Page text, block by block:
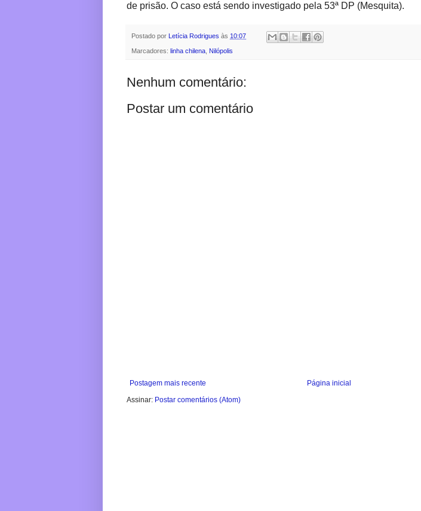
de prisão. O caso está sendo investigado pela 53ª DP (Mesquita).
Postado por Letícia Rodrigues às 10:07
Marcadores: linha chilena Nilópolis
Nenhum comentário:
Postar um comentário
Postagem mais recente
Página inicial
Assinar: Postar comentários (Atom)